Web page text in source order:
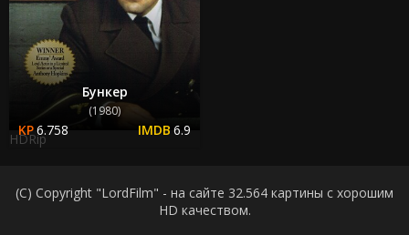
Бункер
(1980)
6.758 6.9
HDRip
(C) Copyright "LordFilm" - на сайте 32.564 картины с хорошим
HD качеством.